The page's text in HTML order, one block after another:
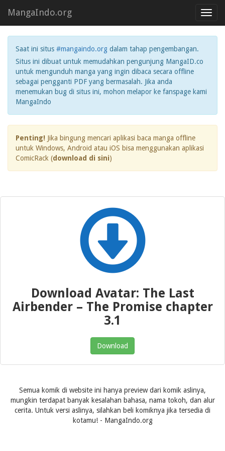
MangaIndo.org
Saat ini situs #mangaindo.org dalam tahap pengembangan.
Situs ini dibuat untuk memudahkan pengunjung MangaID.co
untuk mengunduh manga yang ingin dibaca secara offline
sebagai pengganti PDF yang bermasalah. Jika anda
menemukan bug di situs ini, mohon melapor ke fanspage kami
MangaIndo
Penting! Jika bingung mencari aplikasi baca manga offline
untuk Windows, Android atau iOS bisa menggunakan aplikasi
ComicRack (download di sini)
Download Avatar: The Last
Airbender – The Promise chapter
3.1
Download
Semua komik di website ini hanya preview dari komik aslinya,
mungkin terdapat banyak kesalahan bahasa, nama tokoh, dan alur
cerita. Untuk versi aslinya, silahkan beli komiknya jika tersedia di
kotamu! - MangaIndo.org